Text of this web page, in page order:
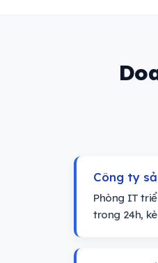
Công ty
Phòng IT
trong 24h,